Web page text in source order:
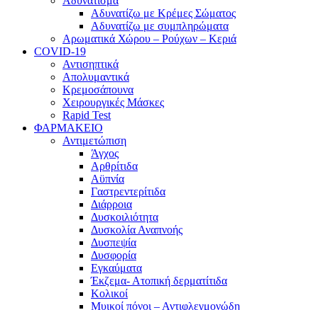
Αδυνατίζω με Κρέμες Σώματος
Αδυνατίζω με συμπληρώματα
Αρωματικά Χώρου – Ρούχων – Κεριά
COVID-19
Αντισηπτικά
Απολυμαντικά
Κρεμοσάπουνα
Χειρουργικές Μάσκες
Rapid Test
ΦΑΡΜΑΚΕΙΟ
Αντιμετώπιση
Άγχος
Αρθρίτιδα
Αϋπνία
Γαστρεντερίτιδα
Διάρροια
Δυσκοιλιότητα
Δυσκολία Αναπνοής
Δυσπεψία
Δυσφορία
Εγκαύματα
Έκζεμα- Ατοπική δερματίτιδα
Κολικοί
Μυικοί πόνοι – Αντιφλεγμονώδη